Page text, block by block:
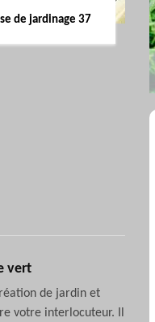
de jardinage 37
vert
de jardin et
votre interlocuteur. Il